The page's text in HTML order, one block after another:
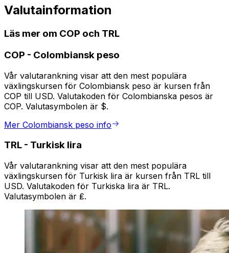
Valutainformation
Läs mer om COP och TRL
COP - Colombiansk peso
Vår valutarankning visar att den mest populära
växlingskursen för Colombiansk peso är kursen från
COP till USD. Valutakoden för Colombianska pesos är
COP. Valutasymbolen är $.
Mer Colombiansk peso info
TRL - Turkisk lira
Vår valutarankning visar att den mest populära
växlingskursen för Turkisk lira är kursen från TRL till
USD. Valutakoden för Turkiska lira är TRL.
Valutasymbolen är ₤.